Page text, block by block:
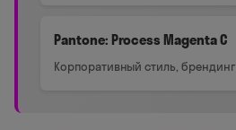
Pantone: Process Magenta C
Корпоративный стиль, брендинг